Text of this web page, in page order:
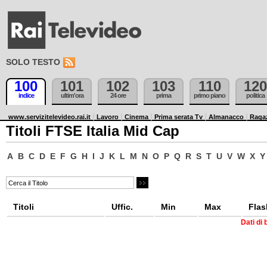
SOLO TESTO
100
indice
101
ultim'ora
102
24 ore
103
prima
110
primo piano
120
politica
www.servizitelevideo.rai.it Lavoro Cinema Prima serata Tv Almanacco
Titoli FTSE Italia Mid Cap
A B C D E F G H I J K L M N O P Q R S T U V W X Y
Titoli Uffic. Min Max
Dati di